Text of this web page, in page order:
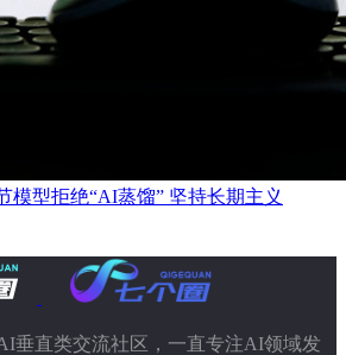
模型拒绝“AI蒸馏” 坚持长期主义
垂直类交流社区，一直专注AI领域发